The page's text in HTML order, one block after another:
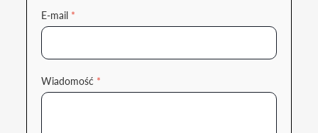
E-mail *
Wiadomość *